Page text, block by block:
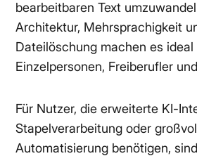
bearbeitbaren Text
Architektur, Mehrsprachigkeit
Dateilöschung machen es ideal
Einzelpersonen, Freiberufler
Für Nutzer, die erweiterte KI-
Stapelverarbeitung oder
Automatisierung benötigen,